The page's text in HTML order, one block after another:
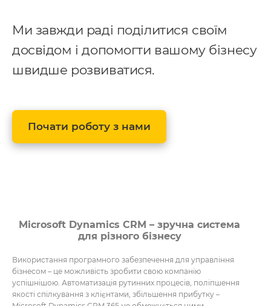
Ми завжди раді поділитися своїм
досвідом і допомогти вашому бізнесу
швидше розвиватися.
Почати роботу з нами
Microsoft Dynamics CRM – зручна система
для різного бізнесу
Використання програмного забезпечення для управління
бізнесом – це можливість зробити свою компанію
успішнішою. Автоматизація рутинних процесів, поліпшення
якості спілкування з клієнтами, збільшення прибутку –